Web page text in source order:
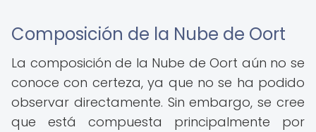
Composición de la Nube de Oort
La composición de la Nube de Oort aún no se
conoce con certeza, ya que no se ha podido
observar directamente. Sin embargo, se cree
que está compuesta principalmente por